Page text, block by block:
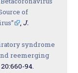
of
, J.
syndrome
reemerging
94.